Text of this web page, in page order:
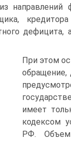
направлений
При этом
имеет
кодексом
РФ.